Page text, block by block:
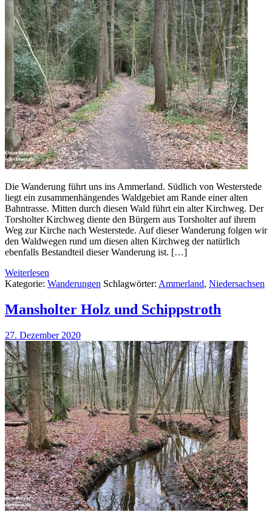
Die Wanderung führt uns ins Ammerland. Südlich von Westerstede
liegt ein zusammenhängendes Waldgebiet am Rande einer alten
Bahntrasse. Mitten durch diesen Wald führt ein alter Kirchweg. Der
Torsholter Kirchweg diente den Bürgern aus Torsholter auf ihrem
Weg zur Kirche nach Westerstede. Auf dieser Wanderung folgen wir
den Waldwegen rund um diesen alten Kirchweg der natürlich
ebenfalls Bestandteil dieser Wanderung ist. […]
Weiterlesen
Kategorie: Wanderungen Schlagwörter: Ammerland, Niedersachsen
Mansholter Holz und Schippstroth
27. Dezember 2020